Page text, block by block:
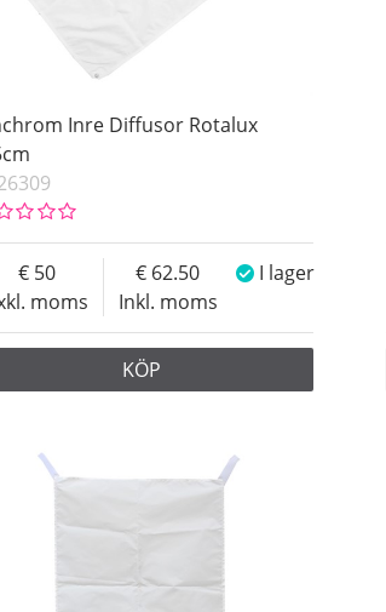
Inre Diffusor Rotalux
moms
50
Inkl. moms
62.50 I lager
KÖP